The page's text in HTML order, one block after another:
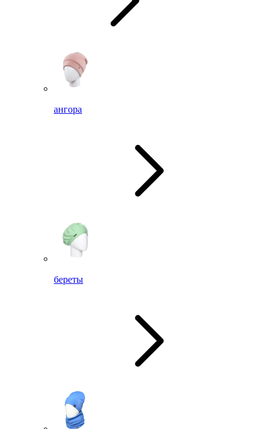
ангора
береты